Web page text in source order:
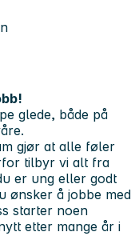
glede, både på
gjør at alle føler
tilbyr vi alt fra
er ung eller godt
ønsker å jobbe med
starter noen
etter mange år i